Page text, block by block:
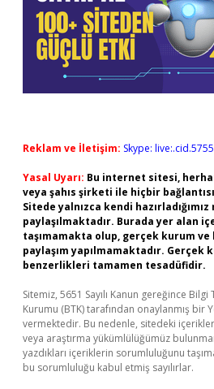
Reklam ve İletişim: Skype:
Yasal Uyarı: Bu internet sitesi,
veya şahıs şirketi ile hiçbir
Sitede yalnızca kendi
paylaşılmaktadır. Burada yer alan
taşımamakta olup, gerçek kurum ve
paylaşım yapılmamaktadır. Gerçek
benzerlikleri tamamen tesadüfidir.
Sitemiz, 5651 Sayılı Kanun gereğince
Kurumu (BTK) tarafından onaylanmış bir
vermektedir. Bu nedenle, sitedeki
veya araştırma yükümlülüğümüz
yazdıkları içeriklerin sorumluluğunu
bu sorumluluğu kabul etmiş sayılırlar.